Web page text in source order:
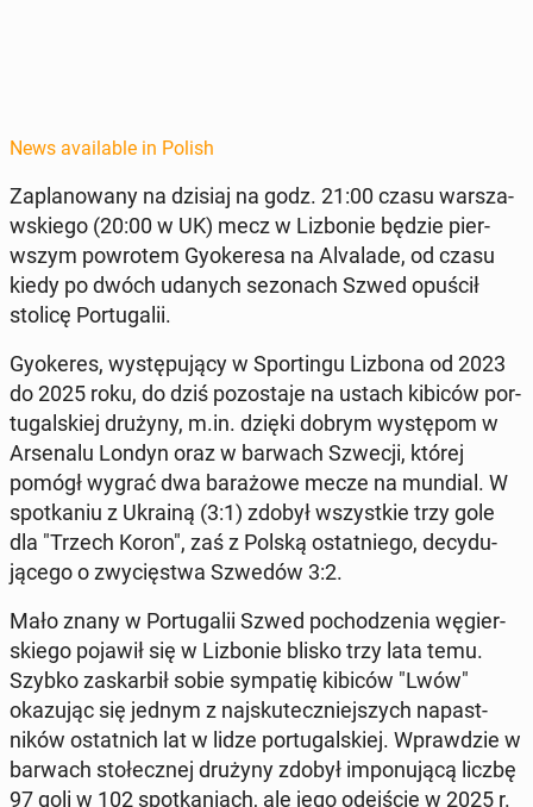
News available in Polish
Za­planowany na dzisiaj na godz. 21:00 czasu warsza­
wskiego (20:00 w UK) mecz w Lizbonie będzie pier­
wszym powrotem Gyok­ere­sa na Al­valade, od czasu
kiedy po dwóch udanych se­zonach Szwed opuścił
stolicę Por­tu­galii.
Gyok­eres, wys­tępu­ją­cy w Sportin­gu Lizbona od 2023
do 2025 roku, do dziś po­zosta­je na ustach kibiców por­
tu­gal­skiej drużyny, m.in. dzięki dobrym wys­tępom w
Ar­se­nalu Londyn oraz w barwach Szwecji, której
pomógł wygrać dwa barażowe mecze na mundial. W
spotka­niu z Ukrainą (3:1) zdobył wszys­tkie trzy gole
dla "Trzech Koron", zaś z Polską os­tat­niego, de­cy­du­
jącego o zwycięst­wa Szwedów 3:2.
Mało znany w Por­tu­galii Szwed pochodzenia węgier­
skiego pojawił się w Lizbonie blisko trzy lata temu.
Szybko za­skar­bił sobie sym­pa­tię kibiców "Lwów"
okazu­jąc się jednym z na­jskuteczniejszych na­past­
ników os­tat­nich lat w lidze por­tu­gal­skiej. Wprawdzie w
barwach stołecznej drużyny zdobył im­ponu­jącą liczbę
97 goli w 102 spotka­ni­ach, ale jego ode­jś­cie w 2025 r.